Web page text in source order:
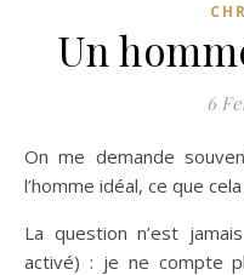
Un
6
On me demande souvent quelle est ma conception de
l’homme idéal, ce que
La question n’est
activé) : je ne compte